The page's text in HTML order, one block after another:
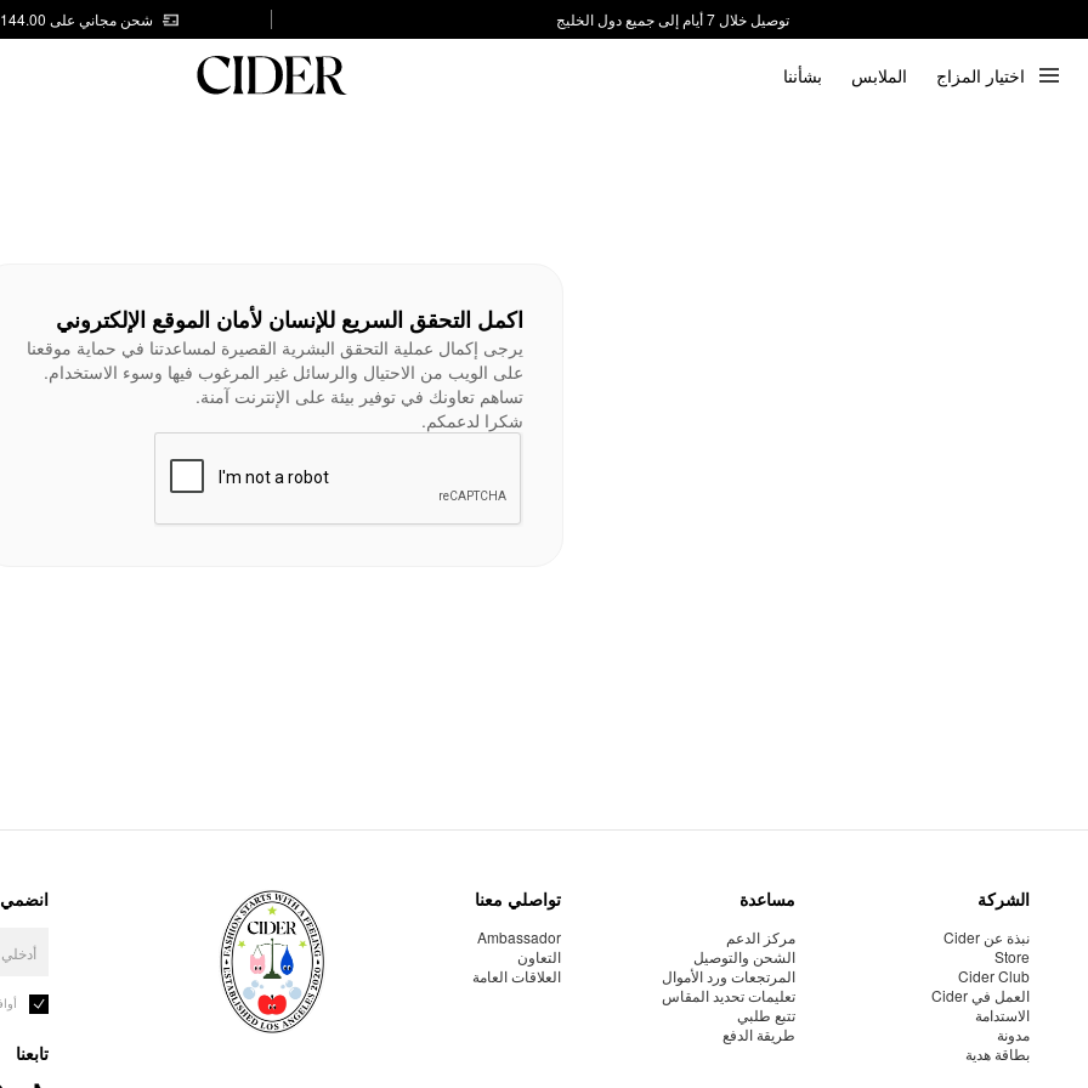
توصيل خلال 7 أيام إلى جميع دول الخليج
شحن مجاني على AED 144.00
اختيار المزاج الملابس بشأننا
اكمل التحقق السريع للإنسان لأمان الموقع الإلكتروني
يرجى إكمال عملية التحقق البشرية القصيرة لمساعدتنا في حماية موقعنا
على الويب من الاحتيال والرسائل غير المرغوب فيها وسوء الاستخدام.
تساهم تعاونك في توفير بيئة على الإنترنت آمنة.
شكرا لدعمكم.
الشركة
نبذة عن Cider
Store
Cider Club
العمل في Cider
الاستدامة
مدونة
بطاقة هدية
مساعدة
مركز الدعم
الشحن والتوصيل
المرتجعات ورد الأموال
تعليمات تحديد المقاس
تتبع طلبي
طريقة الدفع
تواصلي معنا
Ambassador
التعاون
العلاقات العامة
انضمي
تابعنا